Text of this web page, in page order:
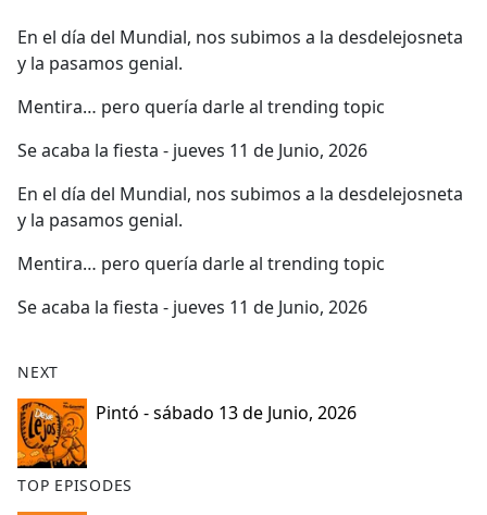
b
o
o
En el día del Mundial, nos subimos a la desdelejosneta
y la pasamos genial.
Mentira… pero quería darle al trending topic
Se acaba la fiesta - jueves 11 de Junio, 2026
En el día del Mundial, nos subimos a la desdelejosneta
y la pasamos genial.
Mentira… pero quería darle al trending topic
Se acaba la fiesta - jueves 11 de Junio, 2026
NEXT
Pintó - sábado 13 de Junio, 2026
TOP EPISODES